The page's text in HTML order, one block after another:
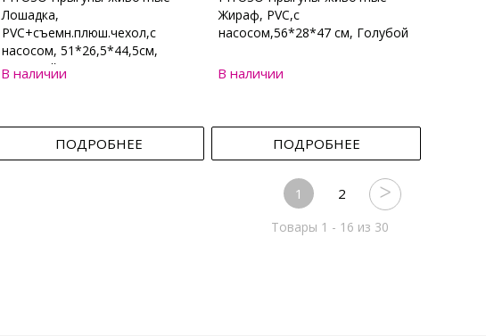
Лошадка,
PVC+съемн.плюш.чехол,с
насосом, 51*26,5*44,5см,
Бежевый
В наличии
ПОДРОБНЕЕ
Жираф, PVC,с
насосом,56*28*47 см, Голубой
В наличии
ПОДРОБНЕЕ
1 2
Товары 1 - 16 из 30